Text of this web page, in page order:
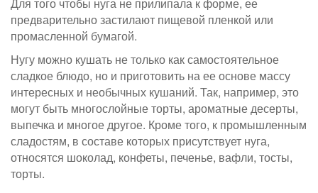
предварительно застилают пищевой пленкой или
промасленной бумагой.
Нугу можно кушать не только как самостоятельное
сладкое блюдо, но и приготовить на ее основе массу
интересных и необычных кушаний. Так, например, это
могут быть многослойные торты, ароматные десерты,
выпечка и многое другое. Кроме того, к промышленным
сладостям, в составе которых присутствует нуга,
относятся шоколад, конфеты, печенье, вафли, тосты,
торты.